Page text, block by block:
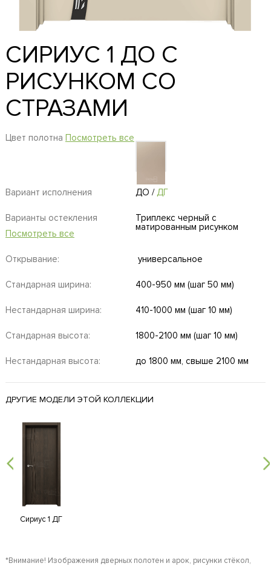
СИРИУС 1 ДО С
РИСУНКОМ СО
СТРАЗАМИ
Цвет полотна Посмотреть все
Вариант исполнения ДО /ДГ
Варианты остекления
Посмотреть все
Триплекс черный с
матированным рисунком
Открывание: универсальное
Стандарная ширина: 400-950 мм (шаг 50 мм)
Нестандарная ширина: 410-1000 мм (шаг 10 мм)
Стандарная высота: 1800-2100 мм (шаг 10 мм)
Нестандарная высота: до 1800 мм, свыше 2100 мм
ДРУГИЕ МОДЕЛИ ЭТОЙ КОЛЛЕКЦИИ
Сириус 1 ДГ
*Внимание! Изображения дверных полотен и арок, рисунки стёкол,